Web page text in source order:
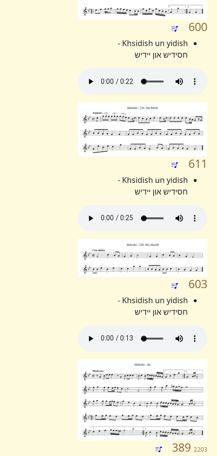
600
Khsidish un yidish -
חסידיש און יידיש
611
Khsidish un yidish -
חסידיש און יידיש
603
Khsidish un yidish -
חסידיש און יידיש
389 2203